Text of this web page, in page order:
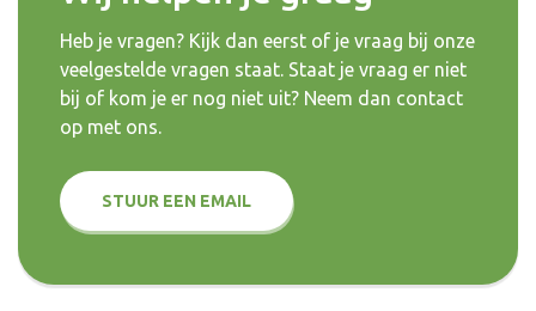
Heb je vragen? Kijk dan eerst of je vraag bij onze
veelgestelde vragen staat. Staat je vraag er niet
bij of kom je er nog niet uit? Neem dan contact
op met ons.
STUUR EEN EMAIL